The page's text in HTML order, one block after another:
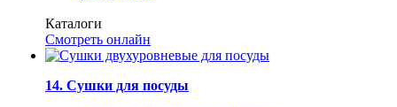
Каталоги
Смотреть онлайн
14. Сушки для посуды